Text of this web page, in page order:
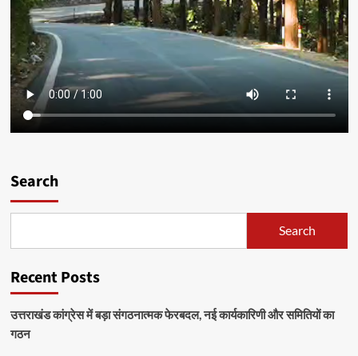
Search
Search
Recent Posts
उत्तराखंड कांग्रेस में बड़ा संगठनात्मक फेरबदल, नई कार्यकारिणी और समितियों का
गठन